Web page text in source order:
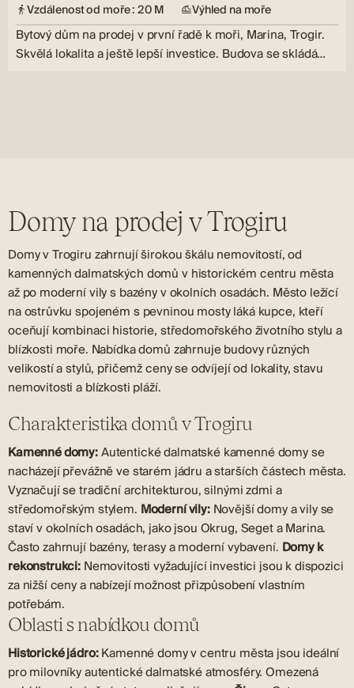
Vzdálenost od moře : 20 M Výhled na moře
Bytový dům na prodej v první řadě k moři, Marina, Trogir.
Skvělá lokalita a ještě lepší investice. Budova se skládá…
Domy na prodej v Trogiru
Domy v Trogiru zahrnují širokou škálu nemovitostí, od
kamenných dalmatských domů v historickém centru města
až po moderní vily s bazény v okolních osadách. Město ležící
na ostrůvku spojeném s pevninou mosty láká kupce, kteří
oceňují kombinaci historie, středomořského životního stylu a
blízkosti moře. Nabídka domů zahrnuje budovy různých
velikostí a stylů, přičemž ceny se odvíjejí od lokality, stavu
nemovitosti a blízkosti pláží.
Charakteristika domů v Trogiru
Kamenné domy:Autentické dalmatské kamenné domy se
nacházejí převážně ve starém jádru a starších částech města.
Vyznačují se tradiční architekturou, silnými zdmi a
středomořským stylem. Moderní vily:Novější domy a vily se
staví v okolních osadách, jako jsou Okrug, Seget a Marina.
Často zahrnují bazény, terasy a moderní vybavení. Domy k
rekonstrukci: Nemovitosti vyžadující investici jsou k dispozici
za nižší ceny a nabízejí možnost přizpůsobení vlastním
potřebám.
Oblasti s nabídkou domů
Historické jádro:Kamenné domy v centru města jsou ideální
pro milovníky autentické dalmatské atmosféry. Omezená